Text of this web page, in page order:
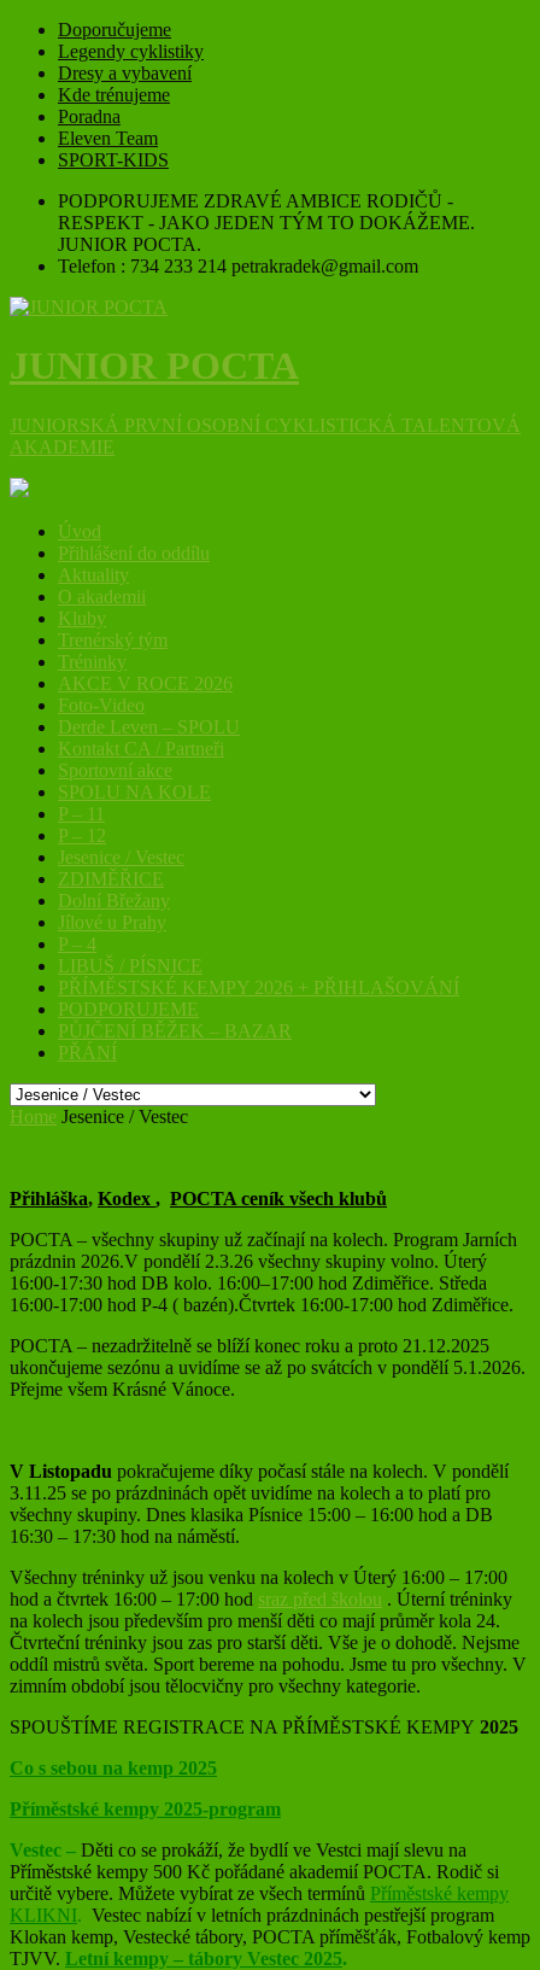
Doporučujeme
Legendy cyklistiky
Dresy a vybavení
Kde trénujeme
Poradna
Eleven Team
SPORT-KIDS
PODPORUJEME ZDRAVÉ AMBICE RODIČŮ -
RESPEKT - JAKO JEDEN TÝM TO DOKÁŽEME.
JUNIOR POCTA.
Telefon : 734 233 214 petrakradek@gmail.com
JUNIOR POCTA
JUNIORSKÁ PRVNÍ OSOBNÍ CYKLISTICKÁ TALENTOVÁ
AKADEMIE
Úvod
Přihlášení do oddílu
Aktuality
O akademii
Kluby
Trenérský tým
Tréninky
AKCE V ROCE 2026
Foto-Video
Derde Leven – SPOLU
Kontakt CA / Partneři
Sportovní akce
SPOLU NA KOLE
P – 11
P – 12
Jesenice / Vestec
ZDIMĚŘICE
Dolní Břežany
Jílové u Prahy
P – 4
LIBUŠ / PÍSNICE
PŘÍMĚSTSKÉ KEMPY 2026 + PŘIHLAŠOVÁNÍ
PODPORUJEME
PŮJČENÍ BĚŽEK – BAZAR
PŘÁNÍ
Home Jesenice / Vestec
Přihláška, Kodex , POCTA ceník všech klubů
POCTA – všechny skupiny už začínají na kolech. Program Jarních
prázdnin 2026.V pondělí 2.3.26 všechny skupiny volno. Úterý
16:00-17:30 hod DB kolo. 16:00–17:00 hod Zdiměřice. Středa
16:00-17:00 hod P-4 ( bazén).Čtvrtek 16:00-17:00 hod Zdiměřice.
POCTA – nezadržitelně se blíží konec roku a proto 21.12.2025
ukončujeme sezónu a uvidíme se až po svátcích v pondělí 5.1.2026.
Přejme všem Krásné Vánoce.
V Listopadu pokračujeme díky počasí stále na kolech. V pondělí
3.11.25 se po prázdninách opět uvidíme na kolech a to platí pro
všechny skupiny. Dnes klasika Písnice 15:00 – 16:00 hod a DB
16:30 – 17:30 hod na náměstí.
Všechny tréninky už jsou venku na kolech v Úterý 16:00 – 17:00
hod a čtvrtek 16:00 – 17:00 hod sraz před školou . Úterní tréninky
na kolech jsou především pro menší děti co mají průměr kola 24.
Čtvrteční tréninky jsou zas pro starší děti. Vše je o dohodě. Nejsme
oddíl mistrů světa. Sport bereme na pohodu. Jsme tu pro všechny. V
zimním období jsou tělocvičny pro všechny kategorie.
SPOUŠTÍME REGISTRACE NA PŘÍMĚSTSKÉ KEMPY 2025
Co s sebou na kemp 2025
Příměstské kempy 2025-program
Vestec – Děti co se prokáží, že bydlí ve Vestci mají slevu na
Příměstské kempy 500 Kč pořádané akademií POCTA. Rodič si
určitě vybere. Můžete vybírat ze všech termínů Příměstské kempy
KLIKNI. Vestec nabízí v letních prázdninách pestřejší program
Klokan kemp, Vestecké tábory, POCTA příměšťák, Fotbalový kemp
TJVV. Letní kempy – tábory Vestec 2025.